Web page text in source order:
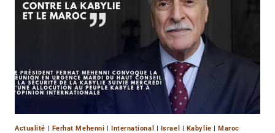
Actualité | Ferhat Mehenni | International | Israel | Kabylie |Maroc